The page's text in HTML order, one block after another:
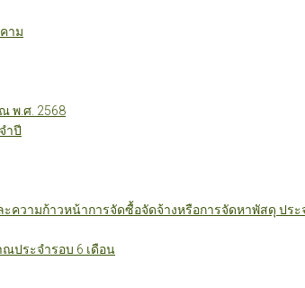
าม
พ.ศ. 2568
ำปี
ความก้าวหน้าการจัดซื้อจัดจ้างหรือการจัดหาพัสดุ ปร
ประจำรอบ 6 เดือน